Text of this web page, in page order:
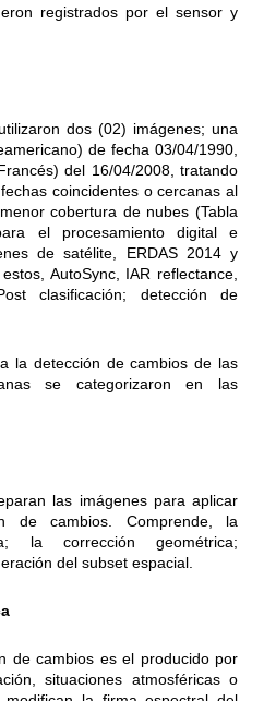
registrados por el sensor y
dos (02) imágenes; una
de fecha 03/04/1990,
del 16/04/2008, tratando
coincidentes o cercanas al
cobertura de nubes (Tabla
el procesamiento digital e
de satélite, ERDAS 2014 y
AutoSync, IAR reflectance,
clasificación; detección de
la detección de cambios de las
se categorizaron en las
las imágenes para aplicar
de cambios. Comprende, la
la corrección geométrica;
del subset espacial.
de cambios es el producido por
situaciones atmosféricas o